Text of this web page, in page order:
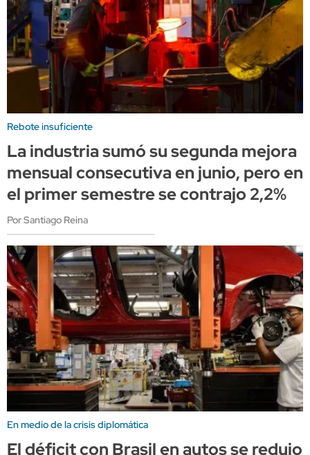
Rebote insuficiente
La industria sumó su segunda mejora
mensual consecutiva en junio, pero en
el primer semestre se contrajo 2,2%
Por Santiago Reina
En medio de la crisis diplomática
El déficit con Brasil en autos se redujo